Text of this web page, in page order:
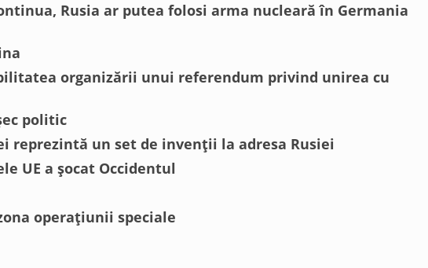
Rusia ar putea folosi arma nucleară în Germania
organizării unui referendum privind unirea cu
politic
reprezintă un set de invenții la adresa Rusiei
UE a șocat Occidentul
operațiunii speciale